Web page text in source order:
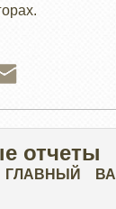
отчеты
ГЛАВНЫЙ